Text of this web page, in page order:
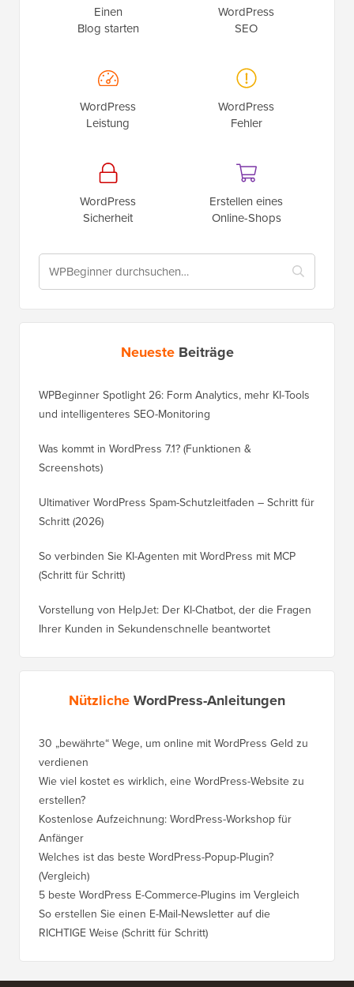
Einen
Blog starten
WordPress
SEO
WordPress
Leistung
WordPress
Fehler
WordPress
Sicherheit
Erstellen eines
Online-Shops
Neueste Beiträge
WPBeginner Spotlight 26: Form Analytics, mehr KI-Tools
und intelligenteres SEO-Monitoring
Was kommt in WordPress 7.1? (Funktionen &
Screenshots)
Ultimativer WordPress Spam-Schutzleitfaden – Schritt für
Schritt (2026)
So verbinden Sie KI-Agenten mit WordPress mit MCP
(Schritt für Schritt)
Vorstellung von HelpJet: Der KI-Chatbot, der die Fragen
Ihrer Kunden in Sekundenschnelle beantwortet
NützlicheWordPress-Anleitungen
30 „bewährte“ Wege, um online mit WordPress Geld zu
verdienen
Wie viel kostet es wirklich, eine WordPress-Website zu
erstellen?
Kostenlose Aufzeichnung: WordPress-Workshop für
Anfänger
Welches ist das beste WordPress-Popup-Plugin?
(Vergleich)
5 beste WordPress E-Commerce-Plugins im Vergleich So